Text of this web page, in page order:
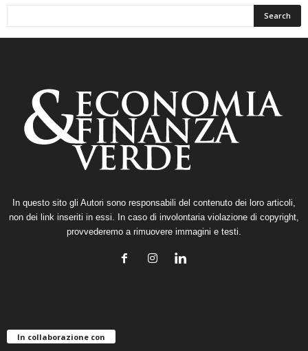
In questo sito gli Autori sono responsabili del contenuto dei loro articoli,
non dei link inseriti in essi. In caso di involontaria violazione di copyright,
provvederemo a rimuovere immagini e testi.
In collaborazione con